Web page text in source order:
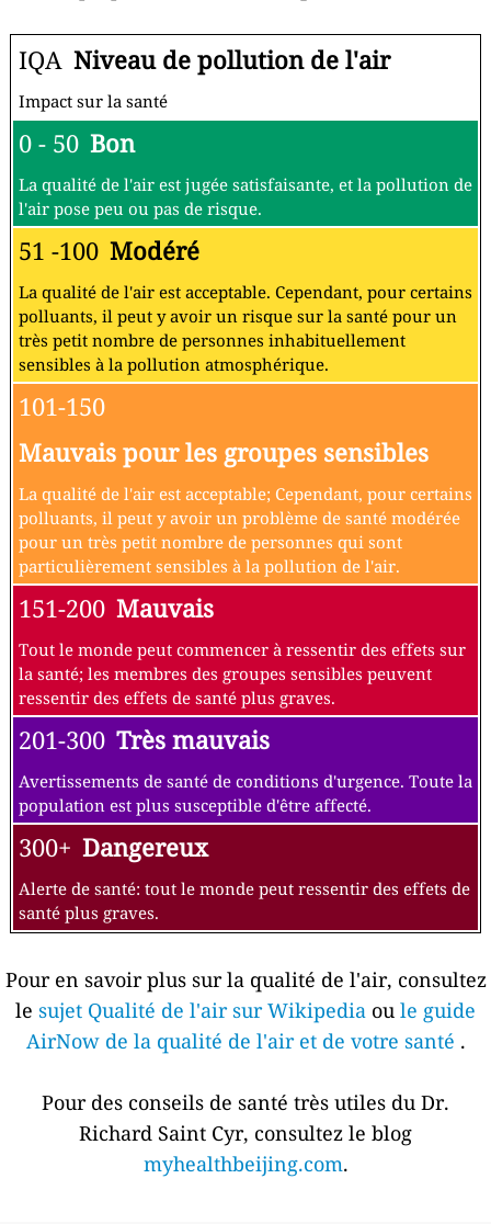
IQA Niveau de pollution de l'air
Impact sur la santé
0 - 50 Bon
La qualité de l'air est jugée satisfaisante, et la pollution de
l'air pose peu ou pas de risque.
51 -100 Modéré
La qualité de l'air est acceptable. Cependant, pour certains
polluants, il peut y avoir un risque sur la santé pour un
très petit nombre de personnes inhabituellement
sensibles à la pollution atmosphérique.
101-150
Mauvais pour les groupes sensibles
La qualité de l'air est acceptable; Cependant, pour certains
polluants, il peut y avoir un problème de santé modérée
pour un très petit nombre de personnes qui sont
particulièrement sensibles à la pollution de l'air.
151-200 Mauvais
Tout le monde peut commencer à ressentir des effets sur
la santé; les membres des groupes sensibles peuvent
ressentir des effets de santé plus graves.
201-300 Très mauvais
Avertissements de santé de conditions d'urgence. Toute la
population est plus susceptible d'être affecté.
300+ Dangereux
Alerte de santé: tout le monde peut ressentir des effets de
santé plus graves.
Pour en savoir plus sur la qualité de l'air, consultez
le sujet Qualité de l'air sur Wikipedia ou le guide
AirNow de la qualité de l'air et de votre santé .
Pour des conseils de santé très utiles du Dr.
Richard Saint Cyr, consultez le blog
myhealthbeijing.com.